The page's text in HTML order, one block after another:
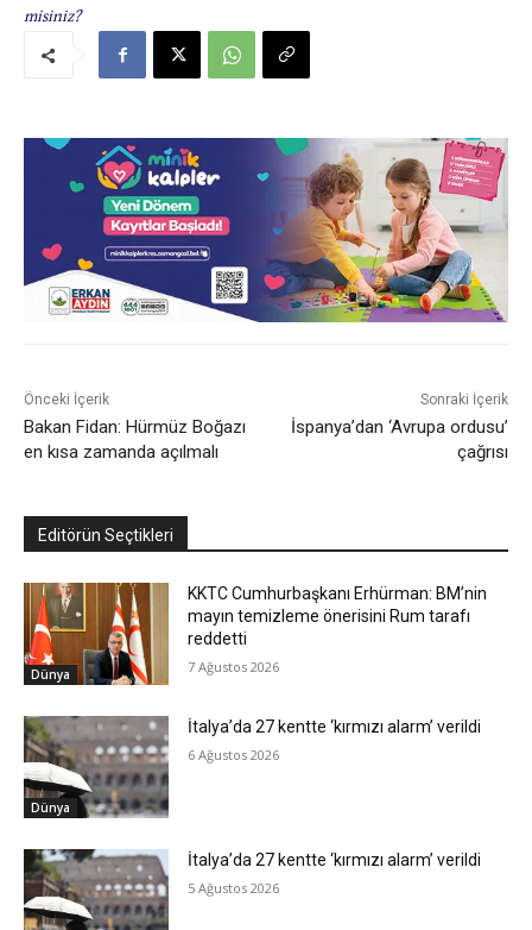
misiniz?
Önceki İçerik
Bakan Fidan: Hürmüz Boğazı
en kısa zamanda açılmalı
Sonraki İçerik
İspanya’dan ‘Avrupa ordusu’
çağrısı
Editörün Seçtikleri
Dünya
KKTC Cumhurbaşkanı Erhürman: BM’nin
mayın temizleme önerisini Rum tarafı
reddetti
7 Ağustos 2026
Dünya
İtalya’da 27 kentte ‘kırmızı alarm’ verildi
6 Ağustos 2026
İtalya’da 27 kentte ‘kırmızı alarm’ verildi
5 Ağustos 2026